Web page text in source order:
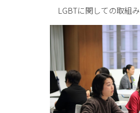
LGBTに関しての取組